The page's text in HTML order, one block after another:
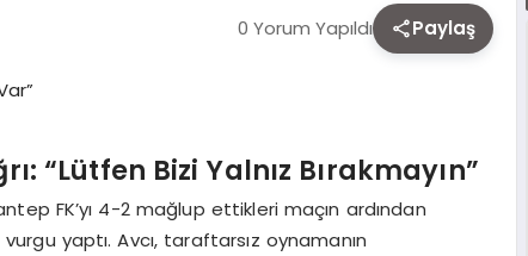
0 Yorum Yapıldı Paylaş
“Lütfen Bizi Yalnız Bırakmayın”
FK’yı 4-2 mağlup ettikleri maçın ardından
yaptı. Avcı, taraftarsız oynamanın